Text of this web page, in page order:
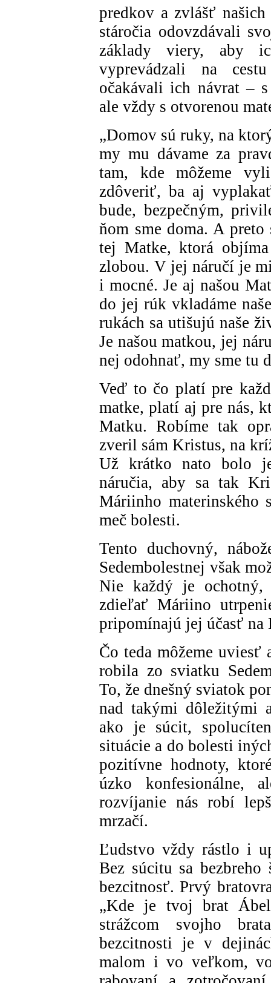
predkov a zvlášť
stáročia odovzdávali
základy viery, aby
vyprevádzali na
očakávali ich návrat –
ale vždy s otvorenou
„Domov sú ruky, na
my mu dávame za
tam, kde môžeme
zdôveriť, ba aj
bude, bezpečným,
ňom sme doma. A
tej Matke, ktorá
zlobou. V jej náručí je
i mocné. Je aj našou
do jej rúk vkladáme
rukách sa utišujú naše
Je našou matkou, jej
nej odohnať, my sme tu
Veď to čo platí pre
matke, platí aj pre nás,
Matku. Robíme tak
zveril sám Kristus, na
Už krátko nato bolo
náručia, aby sa tak
Máriinho materinského
meč bolesti.
Tento duchovný,
Sedembolestnej však
Nie každý je
zdieľať Máriino
pripomínajú jej účasť
Čo teda môžeme
robila zo sviatku
To, že dnešný sviatok
nad takými dôležitými
ako je súcit,
situácie a do bolesti
pozitívne hodnoty,
úzko konfesionálne,
rozvíjanie nás robí
mrzačí.
Ľudstvo vždy rástlo i
Bez súcitu sa
bezcitnosť. Prvý
„Kde je tvoj brat
strážcom svojho
bezcitnosti je v
malom i vo veľkom,